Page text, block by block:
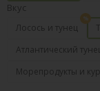
Вкус
Лосось и тунец
Атлантический
Морепродукты и